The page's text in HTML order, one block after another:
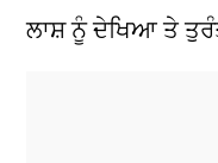
ਲਾਸ਼ ਨੂੰ ਦੇਖਿਆ ਤੇ